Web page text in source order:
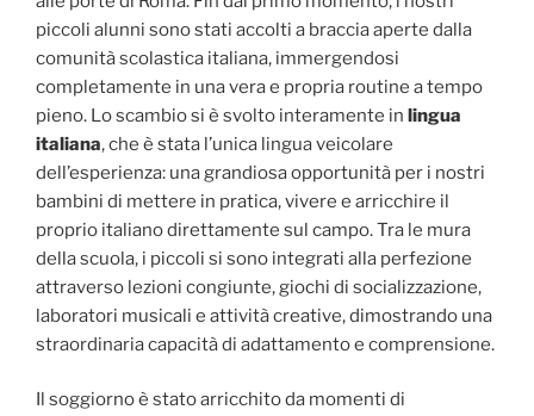
piccoli alunni sono stati accolti a braccia aperte dalla
comunità scolastica italiana, immergendosi
completamente in una vera e propria routine a tempo
pieno. Lo scambio si è svolto interamente in lingua
italiana, che è stata l’unica lingua veicolare
dell’esperienza: una grandiosa opportunità per i nostri
bambini di mettere in pratica, vivere e arricchire il
proprio italiano direttamente sul campo. Tra le mura
della scuola, i piccoli si sono integrati alla perfezione
attraverso lezioni congiunte, giochi di socializzazione,
laboratori musicali e attività creative, dimostrando una
straordinaria capacità di adattamento e comprensione.
Il soggiorno è stato arricchito da momenti di